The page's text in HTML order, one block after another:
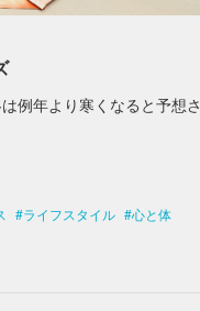
例年より寒くなると予想さ
ライフスタイル 心と体